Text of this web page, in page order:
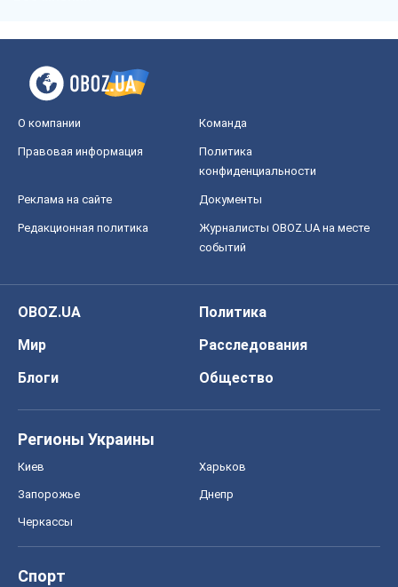
О компании Команда
Правовая информация
Политика
конфиденциальности
Реклама на сайте Документы
Редакционная политика
Журналисты OBOZ.UA на месте
событий
OBOZ.UA
Политика
Мир
Расследования
Блоги
Общество
Регионы Украины
Киев Харьков
Запорожье Днепр
Черкассы
Спорт